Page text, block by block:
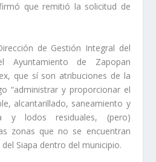
que remitió la solicitud de
de Gestión Integral del
Ayuntamiento de Zapopan
que sí son atribuciones de la
“administrar y proporcionar el
alcantarillado, saneamiento y
y lodos residuales, (pero)
zonas que no se encuentran
Siapa dentro del municipio.